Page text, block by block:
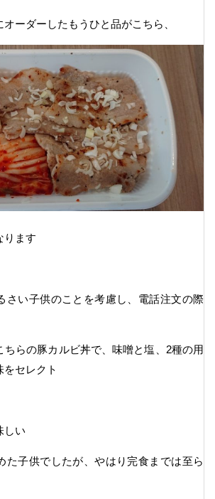
ーダーしたもうひと品がこちら、
ります
さい子供のことを考慮し、電話注文の際
ちらの豚カルビ丼で、味噌と塩、2種の用
セレクト
しい
た子供でしたが、やはり完食までは至ら